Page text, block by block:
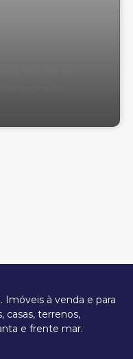
Imóveis à venda e para
casas, terrenos,
e frente mar.